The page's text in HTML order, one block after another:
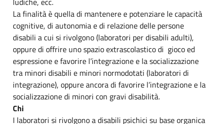
La finalità è quella di mantenere e potenziare le capacità
cognitive, di autonomia e di relazione delle persone
disabili a cui si rivolgono (laboratori per disabili adulti),
oppure di offrire uno spazio extrascolastico di gioco ed
espressione e favorire l’integrazione e la socializzazione
tra minori disabili e minori normodotati (laboratori di
integrazione), oppure ancora di favorire l’integrazione e la
socializzazione di minori con gravi disabilità.
Chi
I laboratori si rivolgono a disabili psichici su base organica